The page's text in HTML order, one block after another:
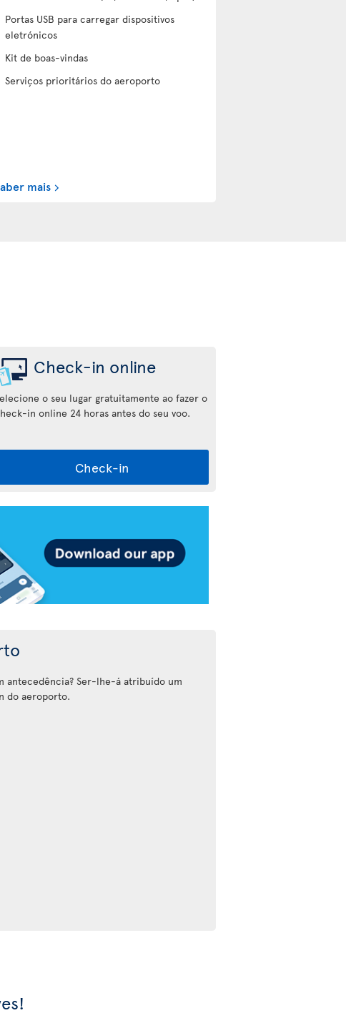
Portas USB para carregar dispositivos
eletrónicos
Kit de boas-vindas
Serviços prioritários do aeroporto
mais
Check-in online
o seu lugar gratuitamente ao fazer o
in online 24 horas antes do seu voo.
Check-in
antecedência? Ser-lhe-á atribuído um
do aeroporto.